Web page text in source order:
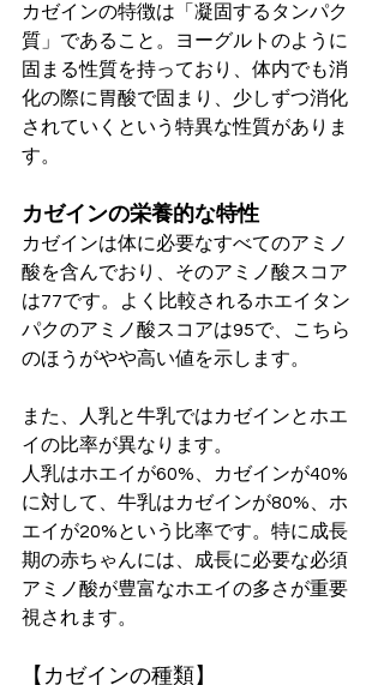
カゼインの特徴は「凝固するタンパク
質」であること。ヨーグルトのように
固まる性質を持っており、体内でも消
化の際に胃酸で固まり、少しずつ消化
されていくという特異な性質がありま
す。
カゼインの栄養的な特性
カゼインは体に必要なすべてのアミノ
酸を含んでおり、そのアミノ酸スコア
は77です。よく比較されるホエイタン
パクのアミノ酸スコアは95で、こちら
のほうがやや高い値を示します。
また、人乳と牛乳ではカゼインとホエ
イの比率が異なります。
人乳はホエイが60%、カゼインが40%
に対して、牛乳はカゼインが80%、ホ
エイが20%という比率です。特に成長
期の赤ちゃんには、成長に必要な必須
アミノ酸が豊富なホエイの多さが重要
視されます。
【カゼインの種類】